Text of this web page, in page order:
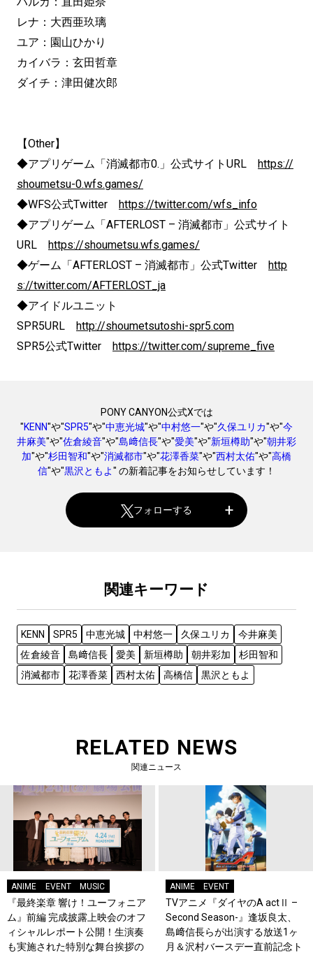
レナ：大西亜玖璃
ユア：園山ひかり
カイバラ：玄田哲章
ダイチ：津田健次郎
【Other】
◆アプリゲーム「消滅都市0.」公式サイトURL
https://
shoumetsu-0.wfs.games/
◆WFS公式Twitter
https://twitter.com/wfs_info
◆アプリゲーム「AFTERLOST – 消滅都市」公式サイト
URL
https://shoumetsu.wfs.games/
◆ゲーム「AFTERLOST – 消滅都市」公式Twitter
http
s://twitter.com/AFTERLOST_ja
◆アイドルユニット
SPR5URL
http://shoumetsutoshi-spr5.com
SPR5公式Twitter
https://twitter.com/supreme_five
PONY CANYON公式Xでは
"KENN"や"SPR5"や"中恵光城"や"中村悠一"や"久保ユリカ"や"今
井麻美"や"佐倉綾音"や"島﨑信長"や"愛美"や"新垣樽助"や"朝井彩
加"や"杉田智和"や"消滅都市"や"花澤香菜"や"西村太佑"や"高橋
信"や"黒沢ともよ" の新着記事をお知らせしています！
フォローする
関連キーワード
KENN SPR5 中恵光城 中村悠一 久保ユリカ
今井麻美
佐倉綾音
島﨑信長 愛美 新垣樽助 朝井彩加
杉田智和
消滅都市
花澤香菜 西村太佑 高橋信 黒沢ともよ
RELATED NEWS
関連ニュース
ANIME EVENT MUSIC
『最終楽章 響け！ユーフォニア
ム』前編 完成披露上映会のオフ
ィシャルレポート公開！生演奏
も実施された特別な舞台挨拶の
ANIME EVENT
TVアニメ『ダイヤのA actⅡ –
Second Season-』逢坂良太、
島﨑信長らが出演する放送1ヶ
月＆沢村バースデー直前記念ト